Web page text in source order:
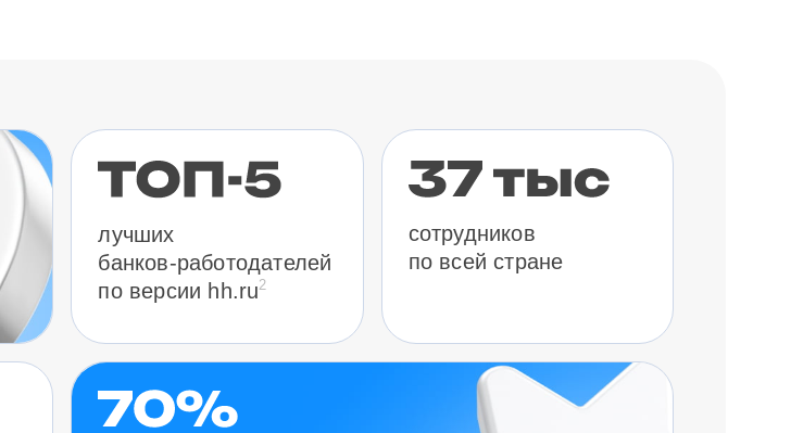
лучших
банков-работодателей
по версии hh.ru2
сотрудников
по всей стране